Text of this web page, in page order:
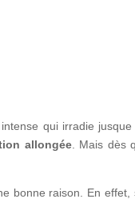
qui irradie jusque
allongée. Mais dès
bonne raison. En effet,